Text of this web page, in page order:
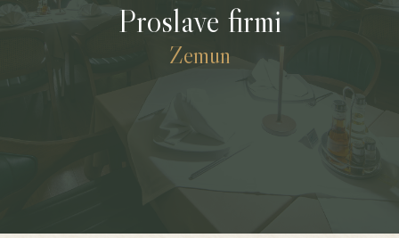
Proslave firmi
Zemun